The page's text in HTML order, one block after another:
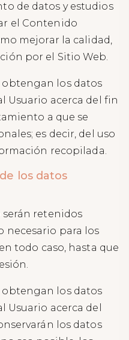
de datos y estudios
el Contenido
mejorar la calidad,
por el Sitio Web.
obtengan los datos
Usuario acerca del fin
a que se
es decir, del uso
recopilada.
los datos
serán retenidos
para los
todo caso, hasta que
obtengan los datos
Usuario acerca del
los datos